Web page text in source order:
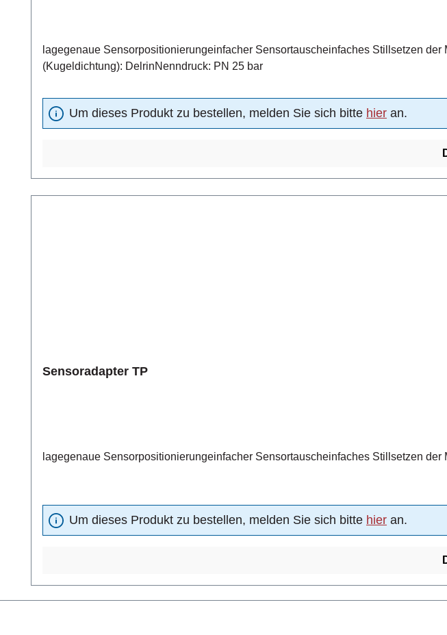
lagegenaue Sensorpositionierungeinfacher Sensortauscheinfaches Stillsetzen
(Kugeldichtung): DelrinNenndruck: PN 25 bar
Um dieses Produkt zu bestellen, melden Sie sich bitte hier an.
Sensoradapter TP
lagegenaue Sensorpositionierungeinfacher Sensortauscheinfaches Stillsetzen
Um dieses Produkt zu bestellen, melden Sie sich bitte hier an.